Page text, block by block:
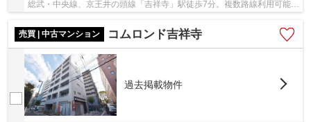
総武・中央線、京王井の頭線「吉祥寺」駅徒歩7分。複数路線利用可能で
売買 | 中古マンション
コムロンド吉祥寺
過去掲載物件